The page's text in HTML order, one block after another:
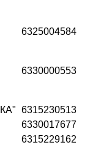
6325004584
6330000553
6315230513
6330017677
6315229162